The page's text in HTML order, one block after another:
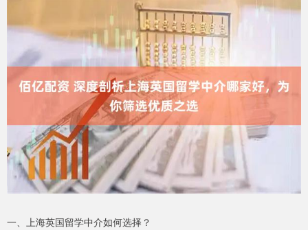
一、上海英国留学中介如何选择？